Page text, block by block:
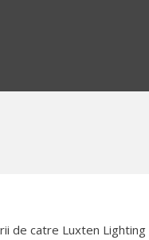
catre Luxten Lighting